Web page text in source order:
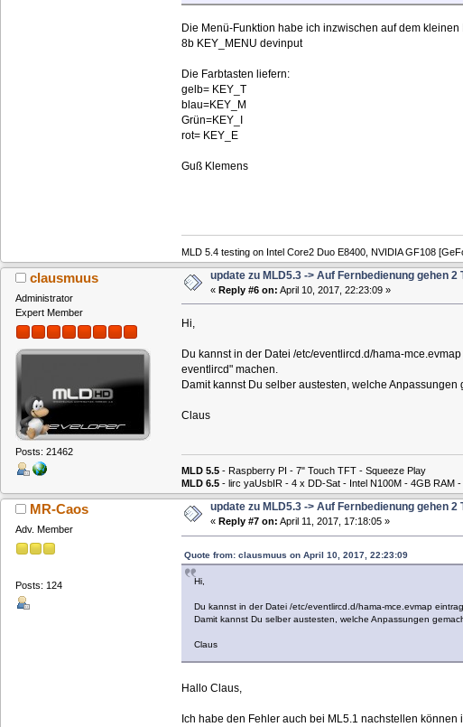
Die Menü-Funktion habe ich inzwischen auf dem
8b KEY_MENU devinput
Die Farbtasten liefern:
gelb= KEY_T
blau=KEY_M
Grün=KEY_I
rot= KEY_E
Guß Klemens
MLD 5.4 testing on Intel Core2 Duo E8400, NVIDIA GF108
clausmuus
Administrator
Expert Member
Posts: 21462
update zu MLD5.3 -> Auf Fernbedienung gehen 2
« Reply #6 on: April 10, 2017, 22:23:09 »
Hi,
Du kannst in der Datei /etc/eventlircd.d/hama-
eventlircd" machen.
Damit kannst Du selber austesten, welche
Claus
MLD 5.5- Raspberry PI - 7" Touch TFT - Squeeze Play
MLD 6.5- lirc yaUsbIR - 4 x DD-Sat - Intel N100M - 4GB RAM
MR-Caos
Adv. Member
Posts: 124
update zu MLD5.3 -> Auf Fernbedienung gehen 2
« Reply #7 on: April 11, 2017, 17:18:05 »
Quote from: clausmuus on April 10, 2017, 22:23:09
Hi,
Du kannst in der Datei /etc/eventlircd.d/hama-mce.evmap
Damit kannst Du selber austesten, welche Anpassungen
Claus
Hallo Claus,
Ich habe den Fehler auch bei ML5.1 nachstellen